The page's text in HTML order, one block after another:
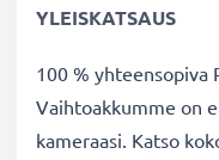
YLEISKATSAUS
100 % yhteensopiva
Vaihtoakkumme on
kameraasi. Katso